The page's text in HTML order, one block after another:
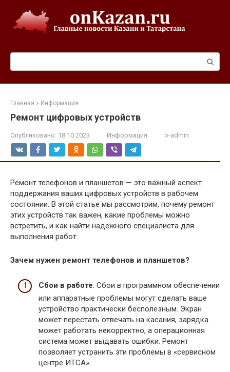
контенту
Главная » Информация
Ремонт цифровых устройств
Опубликовано: 18.10.2023 Информация o-admin
Ремонт телефонов и планшетов — это важный аспект
поддержания ваших цифровых устройств в рабочем
состоянии. В этой статье мы рассмотрим, почему ремонт
этих устройств так важен, какие проблемы можно
встретить, и как найти надежного специалиста для
выполнения работ.
Зачем нужен ремонт телефонов и планшетов?
Сбои в работе: Сбои в программном обеспечении
или аппаратные проблемы могут сделать ваше
устройство практически бесполезным. Экран
может перестать отвечать на касания, зарядка
может работать некорректно, а операционная
система может выдавать ошибки. Ремонт
позволяет устранить эти проблемы в «сервисном
центре ИТСА».